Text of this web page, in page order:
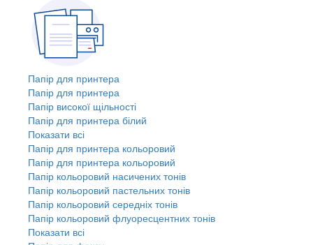
Папір для принтера
Папір для принтера
Папір високої щільності
Папір для принтера білий
Показати всі
Папір для принтера кольоровий
Папір для принтера кольоровий
Папір кольоровий насичених тонів
Папір кольоровий пастельних тонів
Папір кольоровий середніх тонів
Папір кольоровий флуоресцентних тонів
Показати всі